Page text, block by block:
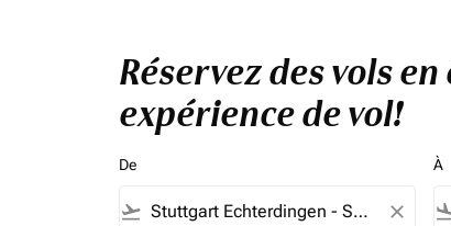
Réservez des vols
expérience de vol!
De
flight_takeoff close
À